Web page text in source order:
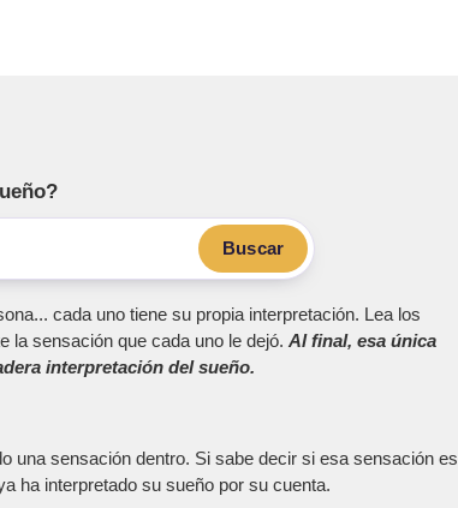
Buscar
cada uno tiene su propia interpretación. Lea los
la sensación que cada uno le dejó. Al final, esa única
interpretación del sueño.
una sensación dentro. Si sabe decir si esa sensación es
ha interpretado su sueño por su cuenta.